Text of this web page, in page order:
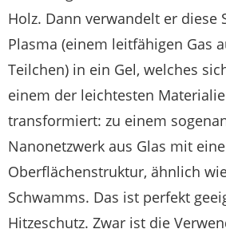
Holz. Dann verwandelt er diese
Plasma (einem leitfähigen Gas
Teilchen) in ein Gel, welches
einem der leichtesten
transformiert: zu einem
Nanonetzwerk aus Glas mit
Oberflächenstruktur, ähnlich
Schwamms. Das ist perfekt
Hitzeschutz. Zwar ist die